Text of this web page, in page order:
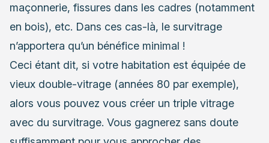
maçonnerie, fissures dans les cadres (notamment
en bois), etc. Dans ces cas-là, le survitrage
n’apportera qu’un bénéfice minimal !
Ceci étant dit, si votre habitation est équipée de
vieux double-vitrage (années 80 par exemple),
alors vous pouvez vous créer un triple vitrage
avec du survitrage. Vous gagnerez sans doute